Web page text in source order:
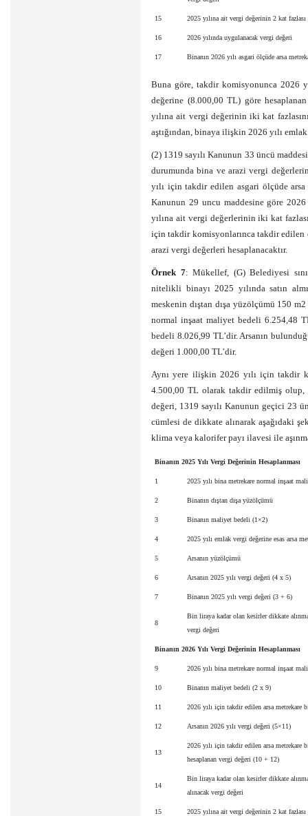
15 2025 yılına ait vergi değerinin 2 kat
16 2026 yılında uygulanacak vergi değeri
17 Binanın 2026 yılı asgari ölçüde arsa
Buna göre, takdir komisyonunca 2026
değerine (8.000,00 TL) göre
yılına ait vergi değerinin iki kat
aştığından, binaya ilişkin 2026 yılı
(2) 1319 sayılı Kanunun 33 üncü
durumunda bina ve arazi vergi
yılı için takdir edilen asgari ölçüde
Kanunun 29 uncu maddesine göre
yılına ait vergi değerlerinin iki kat
için takdir komisyonlarınca takdir edilen
arazi vergi değerleri hesaplanacaktır.
Örnek 7: Mükellef, (G) Belediyesi
nitelikli binayı 2025 yılında satın
meskenin dıştan dışa yüzölçümü 150
normal inşaat maliyet bedeli 6.254,48
bedeli 8.026,99 TL’dir. Arsanın
değeri 1.000,00 TL’dir.
Aynı yere ilişkin 2026 yılı için takdir
4.500,00 TL olarak takdir edilmiş olup,
değeri, 1319 sayılı Kanunun geçici 23
cümlesi de dikkate alınarak aşağıdaki
klima veya kalorifer payı ilavesi ile
Binanın 2025 Yılı Vergi Değerinin Hesaplanması
1 2025 yılı bina metrekare normal inşaat
2 Binanın dıştan dışa yüzölçümü
3 Binanın maliyet bedeli (1×2)
4 2025 yılı emlak vergi değerine esas arsa
5 Arsanın yüzölçümü
6 Arsanın 2025 yılı vergi değeri (4 x 5)
7 Binanın 2025 yılı vergi değeri (3 + 6)
8
Bin liraya kadar olan kesirler dikkate
vergi değeri
Binanın 2026 Yılı Vergi Değerinin Hesaplanması
9 2026 yılı bina metrekare normal inşaat
10 Binanın maliyet bedeli (2 x 9)
11 2026 yılı için takdir edilen arsa metrekare
12 Arsanın 2026 yılı vergi değeri (5×11)
13
2026 yılı için takdir edilen arsa metrekare
hesaplanan vergi değeri (10 + 12)
14
Bin liraya kadar olan kesirler dikkate
alınacak vergi değeri
15 2025 yılına ait vergi değerinin 2 kat